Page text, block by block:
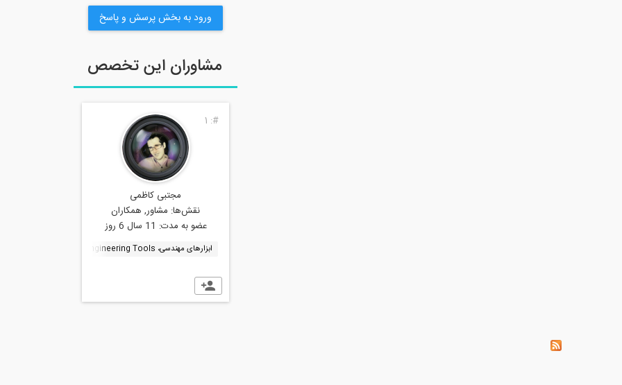
ورود به بخش پرسش و پاسخ
مشاوران این تخصص
#:
1
مجتبی کاظمی
نقش‌ها: مشاور, همکاران
عضو به مدت: 11 سال 6 روز
ابزارهای مهندسی، Engineering Tools